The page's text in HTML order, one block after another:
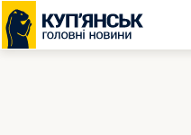
Перейти
до
вмісту